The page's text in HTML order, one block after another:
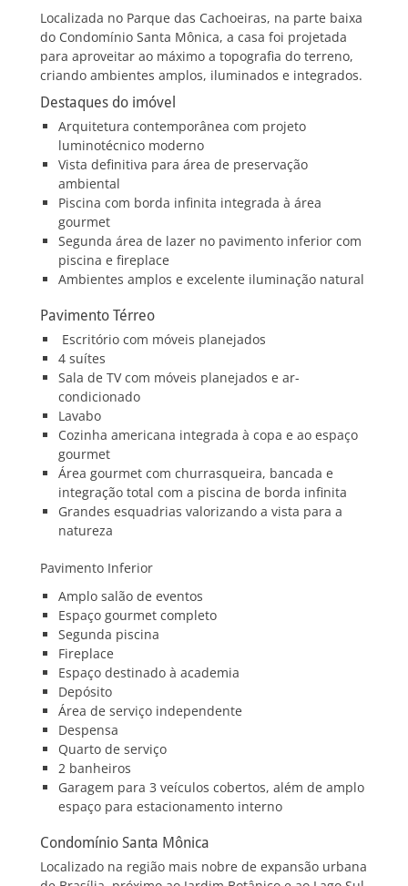
Localizada no Parque das Cachoeiras, na parte baixa
do Condomínio Santa Mônica, a casa foi projetada
para aproveitar ao máximo a topografia do terreno,
criando ambientes amplos, iluminados e integrados.
Destaques do imóvel
Arquitetura contemporânea com projeto
luminotécnico moderno
Vista definitiva para área de preservação
ambiental
Piscina com borda infinita integrada à área
gourmet
Segunda área de lazer no pavimento inferior com
piscina e fireplace
Ambientes amplos e excelente iluminação natural
Pavimento Térreo
Escritório com móveis planejados
4 suítes
Sala de TV com móveis planejados e ar-
condicionado
Lavabo
Cozinha americana integrada à copa e ao espaço
gourmet
Área gourmet com churrasqueira, bancada e
integração total com a piscina de borda infinita
Grandes esquadrias valorizando a vista para a
natureza
Pavimento Inferior
Amplo salão de eventos
Espaço gourmet completo
Segunda piscina
Fireplace
Espaço destinado à academia
Depósito
Área de serviço independente
Despensa
Quarto de serviço
2 banheiros
Garagem para 3 veículos cobertos, além de amplo
espaço para estacionamento interno
Condomínio Santa Mônica
Localizado na região mais nobre de expansão urbana